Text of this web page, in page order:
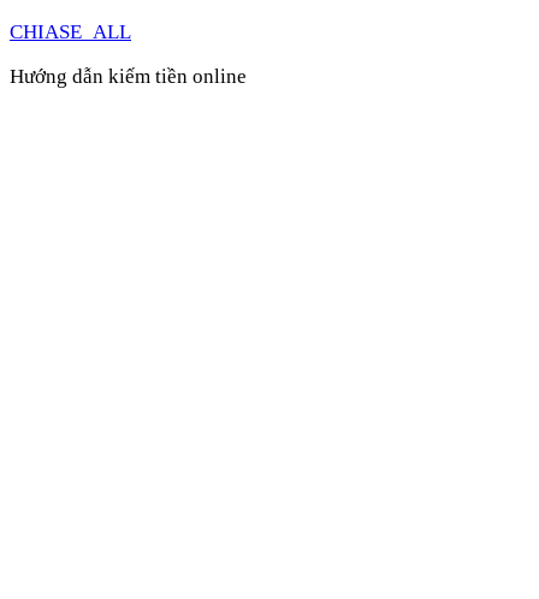
CHIASE_ALL
Hướng dẫn kiếm tiền online